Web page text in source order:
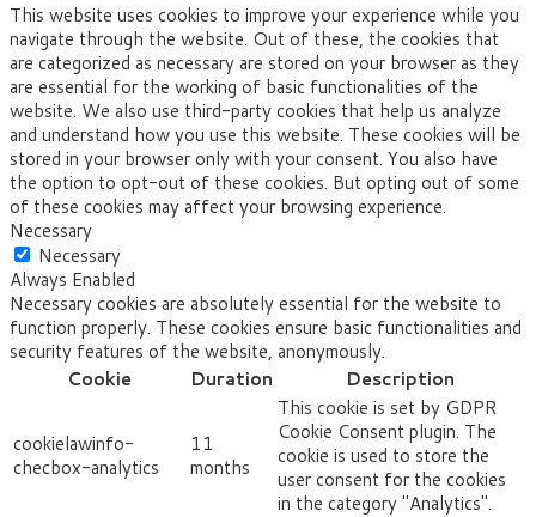
This website uses cookies to improve your experience while you
navigate through the website. Out of these, the cookies that
are categorized as necessary are stored on your browser as they
are essential for the working of basic functionalities of the
website. We also use third-party cookies that help us analyze
and understand how you use this website. These cookies will be
stored in your browser only with your consent. You also have
the option to opt-out of these cookies. But opting out of some
of these cookies may affect your browsing experience.
Necessary
Necessary
Always Enabled
Necessary cookies are absolutely essential for the website to
function properly. These cookies ensure basic functionalities and
security features of the website, anonymously.
Cookie
Duration Description
cookielawinfo-
checbox-analytics
11
months
This cookie is set by GDPR
Cookie Consent plugin. The
cookie is used to store the
user consent for the cookies
in the category "Analytics".